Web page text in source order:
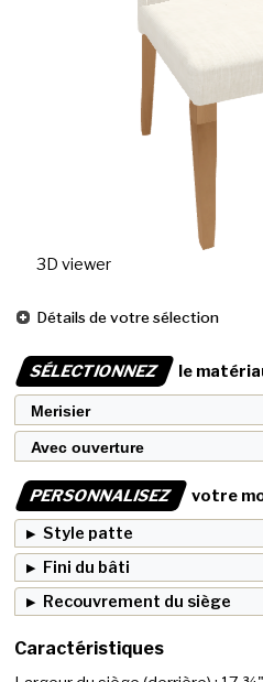
3D viewer
Détails de votre sélection
SÉLECTIONNEZ le
PERSONNALISEZ
votre
Style patte
Fini du bâti
Recouvrement du siège
Caractéristiques